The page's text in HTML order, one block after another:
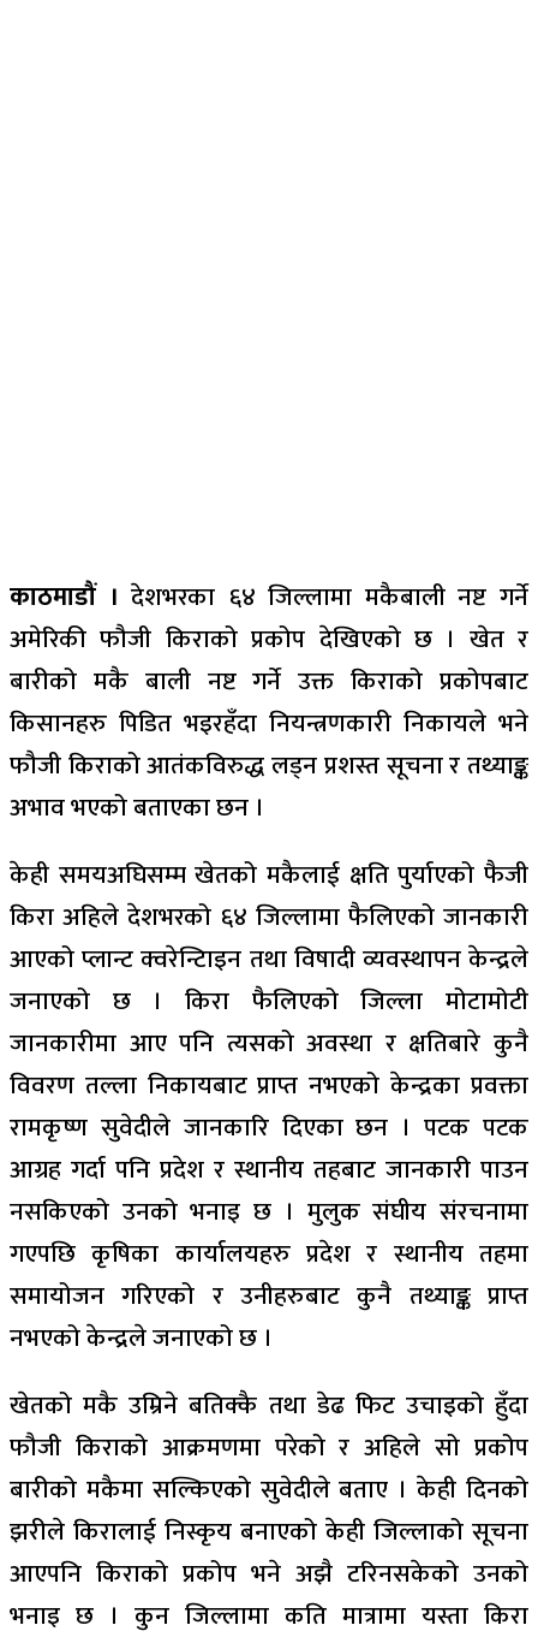
काठमाडौं । देशभरका ६४ जिल्लामा मकैबाली नष्ट गर्ने
अमेरिकी फौजी किराको प्रकोप देखिएको छ । खेत र
बारीको मकै बाली नष्ट गर्ने उक्त किराको प्रकोपबाट
किसानहरु पिडित भइरहँदा नियन्त्रणकारी निकायले भने
फौजी किराको आतंकविरुद्ध लड्न प्रशस्त सूचना र तथ्याङ्क
अभाव भएको बताएका छन ।
केही समयअघिसम्म खेतको मकैलाई क्षति पुर्याएको फैजी
किरा अहिले देशभरको ६४ जिल्लामा फैलिएको जानकारी
आएको प्लान्ट क्वरेन्टिाइन तथा विषादी व्यवस्थापन केन्द्रले
जनाएको छ । किरा फैलिएको जिल्ला मोटामोटी
जानकारीमा आए पनि त्यसको अवस्था र क्षतिबारे कुनै
विवरण तल्ला निकायबाट प्राप्त नभएको केन्द्रका प्रवक्ता
रामकृष्ण सुवेदीले जानकारि दिएका छन । पटक पटक
आग्रह गर्दा पनि प्रदेश र स्थानीय तहबाट जानकारी पाउन
नसकिएको उनको भनाइ छ । मुलुक संघीय संरचनामा
गएपछि कृषिका कार्यालयहरु प्रदेश र स्थानीय तहमा
समायोजन गरिएको र उनीहरुबाट कुनै तथ्याङ्क प्राप्त
नभएको केन्द्रले जनाएको छ ।
खेतको मकै उम्रिने बतिक्कै तथा डेढ फिट उचाइको हुँदा
फौजी किराको आक्रमणमा परेको र अहिले सो प्रकोप
बारीको मकैमा सल्किएको सुवेदीले बताए । केही दिनको
झरीले किरालाई निस्कृय बनाएको केही जिल्लाको सूचना
आएपनि किराको प्रकोप भने अझै टरिनसकेको उनको
भनाइ छ । कुन जिल्लामा कति मात्रामा यस्ता किरा